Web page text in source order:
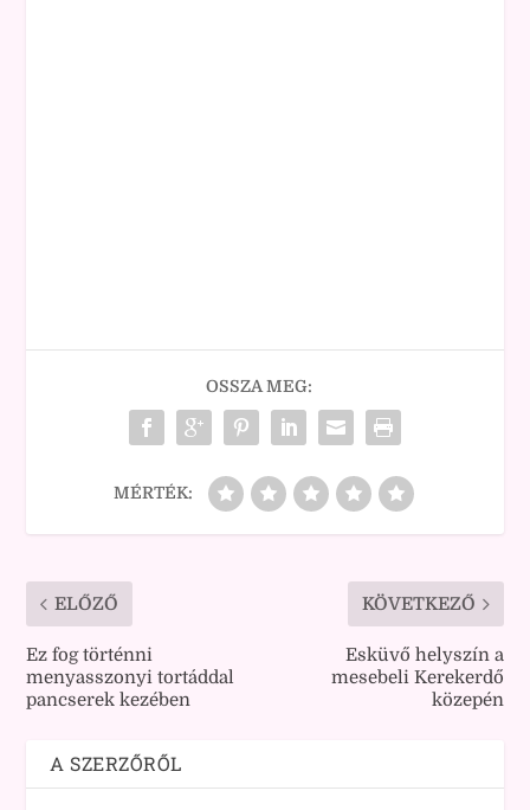
OSSZA MEG:
MÉRTÉK:
ELŐZŐ
Ez fog történni
menyasszonyi tortáddal
pancserek kezében
KÖVETKEZŐ
Esküvő helyszín a
mesebeli Kerekerdő
közepén
A SZERZŐRŐL